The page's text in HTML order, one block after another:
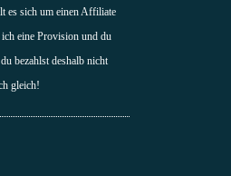
es sich um einen Affiliate
eine Provision und du
bezahlst deshalb nicht
gleich!